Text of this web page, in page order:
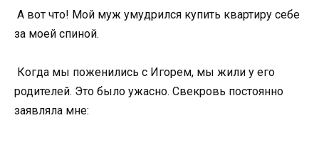
А вот что! Мой муж умудрился купить квартиру себе
за моей спиной.
Когда мы поженились с Игорем, мы жили у его
родителей. Это было ужасно. Свекровь постоянно
заявляла мне: